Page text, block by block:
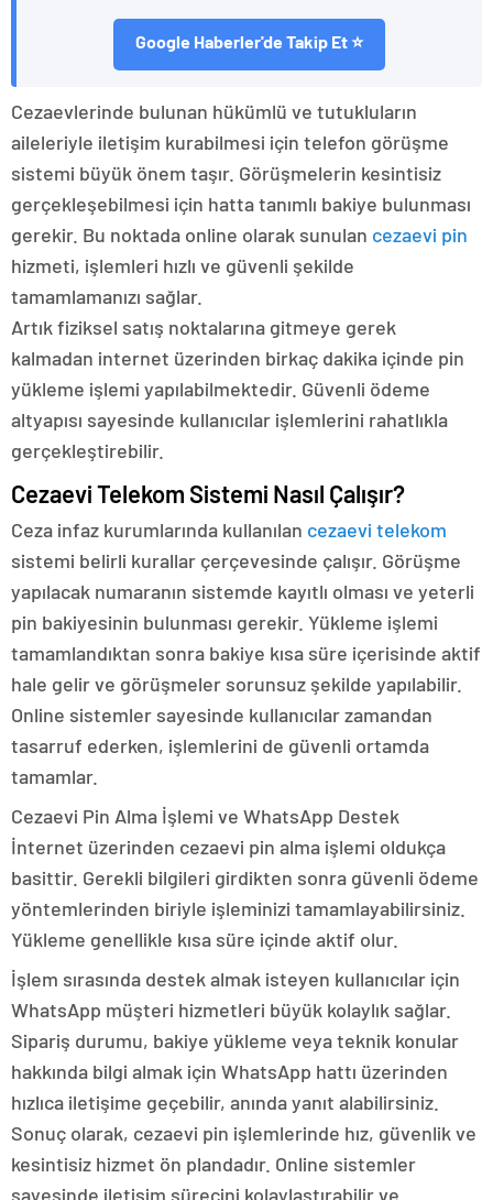
Google Haberler'de Takip Et ⭐
Cezaevlerinde bulunan hükümlü ve tutukluların
aileleriyle iletişim kurabilmesi için telefon görüşme
sistemi büyük önem taşır. Görüşmelerin kesintisiz
gerçekleşebilmesi için hatta tanımlı bakiye bulunması
gerekir. Bu noktada online olarak sunulan cezaevi pin
hizmeti, işlemleri hızlı ve güvenli şekilde
tamamlamanızı sağlar.
Artık fiziksel satış noktalarına gitmeye gerek
kalmadan internet üzerinden birkaç dakika içinde pin
yükleme işlemi yapılabilmektedir. Güvenli ödeme
altyapısı sayesinde kullanıcılar işlemlerini rahatlıkla
gerçekleştirebilir.
Cezaevi Telekom Sistemi Nasıl Çalışır?
Ceza infaz kurumlarında kullanılan cezaevi telekom
sistemi belirli kurallar çerçevesinde çalışır. Görüşme
yapılacak numaranın sistemde kayıtlı olması ve yeterli
pin bakiyesinin bulunması gerekir. Yükleme işlemi
tamamlandıktan sonra bakiye kısa süre içerisinde aktif
hale gelir ve görüşmeler sorunsuz şekilde yapılabilir.
Online sistemler sayesinde kullanıcılar zamandan
tasarruf ederken, işlemlerini de güvenli ortamda
tamamlar.
Cezaevi Pin Alma İşlemi ve WhatsApp Destek
İnternet üzerinden cezaevi pin alma işlemi oldukça
basittir. Gerekli bilgileri girdikten sonra güvenli ödeme
yöntemlerinden biriyle işleminizi tamamlayabilirsiniz.
Yükleme genellikle kısa süre içinde aktif olur.
İşlem sırasında destek almak isteyen kullanıcılar için
WhatsApp müşteri hizmetleri büyük kolaylık sağlar.
Sipariş durumu, bakiye yükleme veya teknik konular
hakkında bilgi almak için WhatsApp hattı üzerinden
hızlıca iletişime geçebilir, anında yanıt alabilirsiniz.
Sonuç olarak, cezaevi pin işlemlerinde hız, güvenlik ve
kesintisiz hizmet ön plandadır. Online sistemler
sayesinde iletişim sürecini kolaylaştırabilir ve